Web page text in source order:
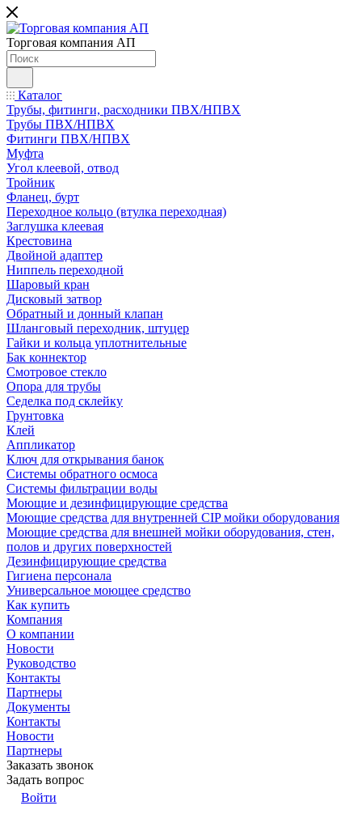
Торговая компания АП
Каталог
Трубы, фитинги, расходники ПВХ/НПВХ
Трубы ПВХ/НПВХ
Фитинги ПВХ/НПВХ
Муфта
Угол клеевой, отвод
Тройник
Фланец, бурт
Переходное кольцо (втулка переходная)
Заглушка клеевая
Крестовина
Двойной адаптер
Ниппель переходной
Шаровый кран
Дисковый затвор
Обратный и донный клапан
Шланговый переходник, штуцер
Гайки и кольца уплотнительные
Бак коннектор
Смотровое стекло
Опора для трубы
Седелка под склейку
Грунтовка
Клей
Аппликатор
Ключ для открывания банок
Системы обратного осмоса
Системы фильтрации воды
Моющие и дезинфицирующие средства
Моющие средства для внутренней CIP мойки оборудования
Моющие средства для внешней мойки оборудования, стен,
полов и других поверхностей
Дезинфицирующие средства
Гигиена персонала
Универсальное моющее средство
Как купить
Компания
О компании
Новости
Руководство
Контакты
Партнеры
Документы
Контакты
Новости
Партнеры
Заказать звонок
Задать вопрос
Войти